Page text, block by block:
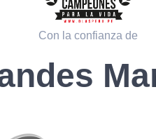
Con la confianza de